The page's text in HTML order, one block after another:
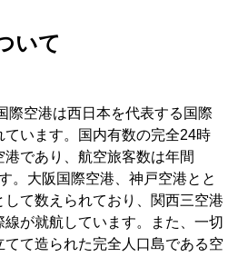
いて
際空港は西日本を代表する国際
います。国内有数の完全24時
であり、航空旅客数は年間
。大阪国際空港、神戸空港とと
して数えられており、関西三空港
が就航しています。また、一切
て造られた完全人口島である空